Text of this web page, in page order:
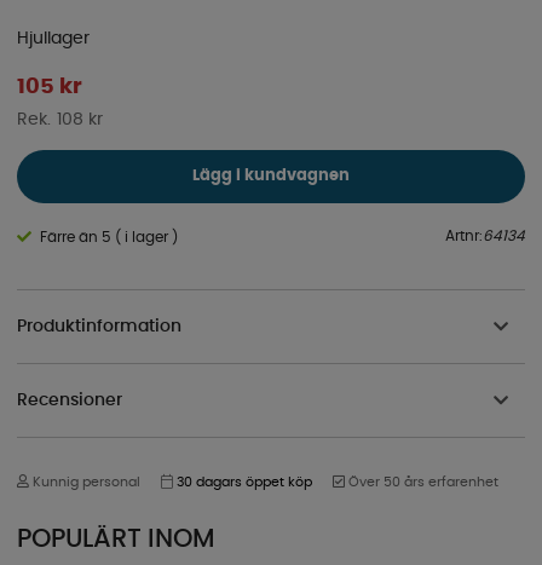
Hjullager
105 kr
108 kr
Lägg i kundvagnen
Färre än 5 ( i lager ) Artnr:64134
Produktinformation
Recensioner
Kunnig personal 30 dagars öppet köp Över 50 års erfarenhet
POPULÄRT INOM